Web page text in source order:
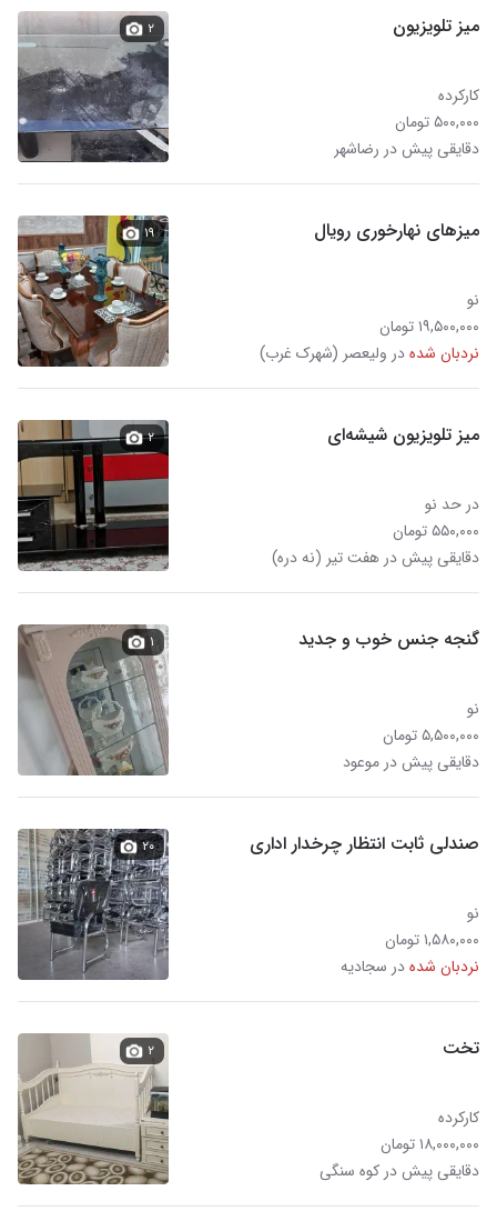
میز تلویزیون
کارکرده
۵۰۰,۰۰۰ تومان
دقایقی پیش در رضاشهر
۲
میزهای نهارخوری رویال
نو
۱۹,۵۰۰,۰۰۰ تومان
نردبان شدهدر ولیعصر (شهرک غرب)
۱۹
میز تلویزیون شیشه‌ای
در حد نو
۵۵۰,۰۰۰ تومان
دقایقی پیش در هفت تیر (نه دره)
۲
گنجه جنس خوب و جدید
نو
۵,۵۰۰,۰۰۰ تومان
دقایقی پیش در موعود
۱
صندلی ثابت انتظار چرخدار اداری
نو
۱,۵۸۰,۰۰۰ تومان
نردبان شدهدر سجادیه
۲۰
تخت
کارکرده
۱۸,۰۰۰,۰۰۰ تومان
دقایقی پیش در کوه سنگی
۲